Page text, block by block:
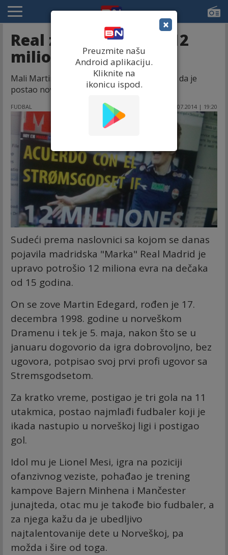
Real za dijete platio 12
miliona evra!
Mali Martin Edegard ima 15 godina i izgleda da je
postao novi igrač Real Madrida.
FUDBAL 30.07.2014 | 19:20
Sudeći prema naslovnici sa kojom se danas
pojavila madridska "Marka" Real Madrid je
upravo potrošio 12 miliona evra na dečaka
od 15 godina.
On se zove Martin Edegard, rođen je 17.
decembra 1998. godine u norveškom
Dramenu i tek je 5. maja, nakon što se u
januaru dogovorio da igra dobrovoljno, bez
ugovora, potpisao svoj prvi profi ugovor sa
Stremsgodsetom.
Za kratko vreme, postigao je tri gola na 11
utakmica, postao najmlađi fudbaler koji je
ikada nastupio u norveškoj ligi i postigao
gol.
Idol mu je Lionel Mesi, igra na poziciji
ofanzivnog veziste, pohađao je trening
kampove Bajern Minhena i Mančester
junajteda, otac mu je takođe bio fudbaler, a
za njega kažu da je ubedljivo
najtalentovanije dete u Norveškoj, pa
možda i šire od toga.
×
Preuzmite našu
Android aplikaciju.
Kliknite na
ikonicu ispod.